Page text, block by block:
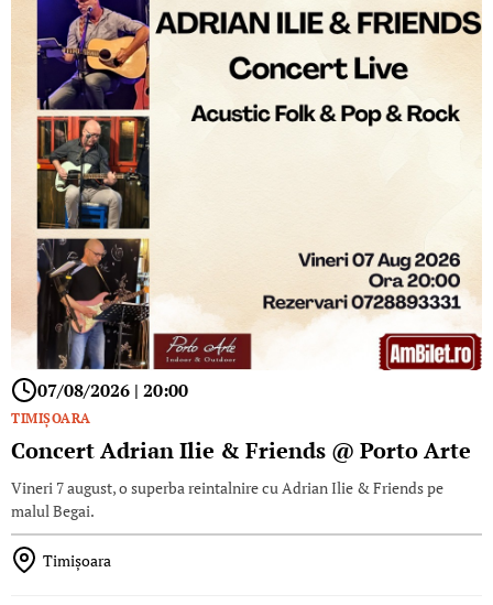
07/08/2026 | 20:00
TIMIŞOARA
Concert Adrian Ilie & Friends @ Porto Arte
Vineri 7 august, o superba reintalnire cu Adrian Ilie & Friends pe
malul Begai.
Timișoara